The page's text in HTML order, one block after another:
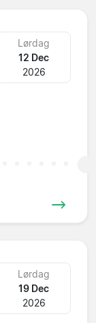
Lørdag
12 Dec
2026
Lørdag
19 Dec
2026